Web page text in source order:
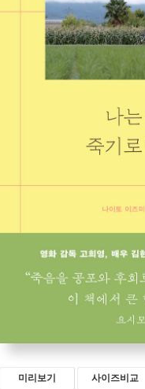
미리보기 사이즈비교